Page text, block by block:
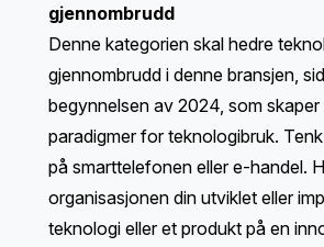
gjennombrudd
Denne kategorien skal hedre
gjennombrudd i denne bransjen,
begynnelsen av 2024, som
paradigmer for teknologibruk.
på smarttelefonen eller e-handel.
organisasjonen din utviklet eller
teknologi eller et produkt på en